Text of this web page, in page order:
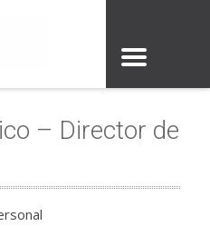
– Director de